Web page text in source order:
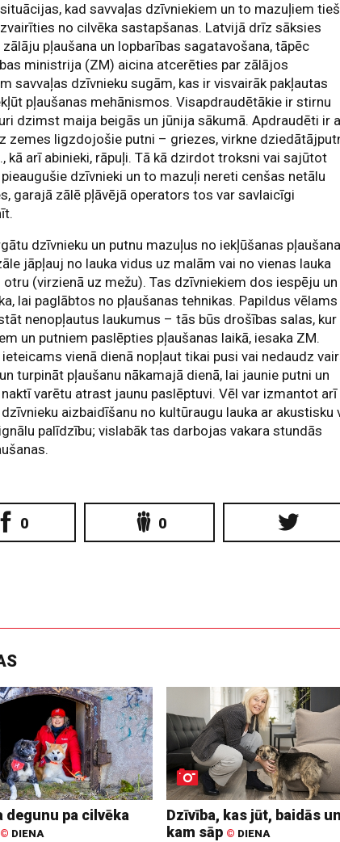
kad savvaļas dzīvniekiem un to mazuļiem
no cilvēka sastapšanas. Latvijā drīz sāksies
pļaušana un lopbarības sagatavošana, tāpēc
ministrija (ZM) aicina atcerēties par zālājos
savvaļas dzīvnieku sugām, kas ir visvairāk pakļautas
pļaušanas mehānismos. Visapdraudētākie ir stirnu
dzimst maija beigās un jūnija sākumā. Apdraudēti ir
zemes ligzdojošie putni – griezes, virkne
kā arī abinieki, rāpuļi. Tā kā dzirdot troksni vai sajūtot
dzīvnieki un to mazuļi nereti cenšas netālu
garajā zālē pļāvējā operators tos var savlaicīgi
dzīvnieku un putnu mazuļus no iekļūšanas
jāpļauj no lauka vidus uz malām vai no vienas lauka
otru (virzienā uz mežu). Tas dzīvniekiem dos iespēju un
lai paglābtos no pļaušanas tehnikas. Papildus vēlams
nenopļautus laukumus – tās būs drošības salas, kur
un putniem paslēpties pļaušanas laikā, iesaka ZM.
vienā dienā nopļaut tikai pusi vai nedaudz
turpināt pļaušanu nākamajā dienā, lai jaunie putni un
varētu atrast jaunu paslēptuvi. Vēl var izmantot arī
aizbaidīšanu no kultūraugu lauka ar akustisku
palīdzību; vislabāk tas darbojas vakara stundās
0 0
degunu pa cilvēka
© DIENA
Dzīvība, kas jūt, baidās un
kam sāp © DIENA